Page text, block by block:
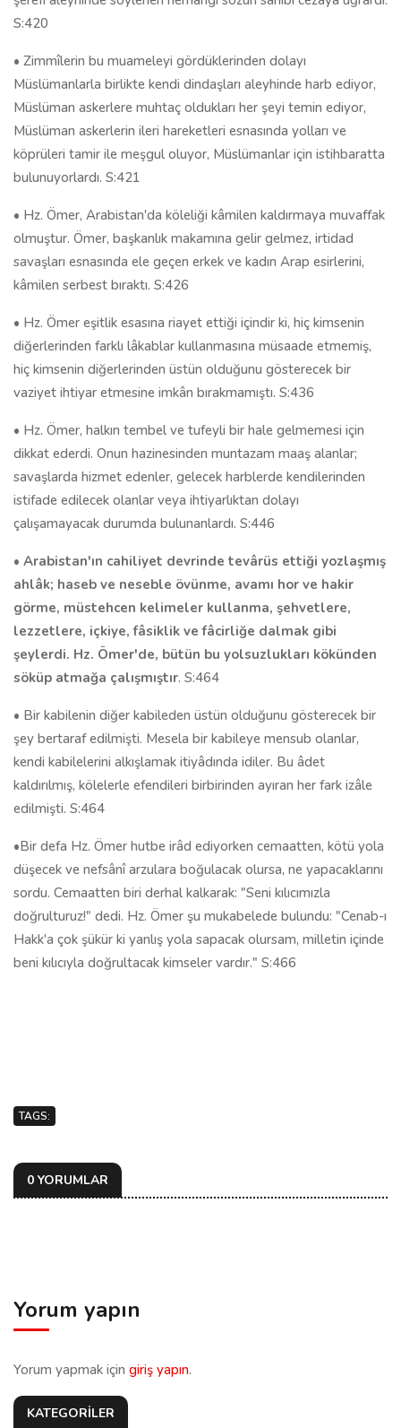
S:420
• Zimmîlerin bu muameleyi gördüklerinden dolayı
Müslümanlarla birlikte kendi dindaşları aleyhinde harb ediyor,
Müslüman askerlere muhtaç oldukları her şeyi temin ediyor,
Müslüman askerlerin ileri hareketleri esnasında yolları ve
köprüleri tamir ile meşgul oluyor, Müslümanlar için istihbaratta
bulunuyorlardı. S:421
• Hz. Ömer, Arabistan'da köleliği kâmilen kaldırmaya muvaffak
olmuştur. Ömer, başkanlık makamına gelir gelmez, irtidad
savaşları esnasında ele geçen erkek ve kadın Arap esirlerini,
kâmilen serbest bıraktı. S:426
• Hz. Ömer eşitlik esasına riayet ettiği içindir ki, hiç kimsenin
diğerlerinden farklı lâkablar kullanmasına müsaade etmemiş,
hiç kimsenin diğerlerinden üstün olduğunu gösterecek bir
vaziyet ihtiyar etmesine imkân bırakmamıştı. S:436
• Hz. Ömer, halkın tembel ve tufeyli bir hale gelmemesi için
dikkat ederdi. Onun hazinesinden muntazam maaş alanlar;
savaşlarda hizmet edenler, gelecek harblerde kendilerinden
istifade edilecek olanlar veya ihtiyarlıktan dolayı
çalışamayacak durumda bulunanlardı. S:446
• Arabistan'ın cahiliyet devrinde tevârüs ettiği yozlaşmış
ahlâk; haseb ve neseble övünme, avamı hor ve hakir
görme, müstehcen kelimeler kullanma, şehvetlere,
lezzetlere, içkiye, fâsiklik ve fâcirliğe dalmak gibi
şeylerdi. Hz. Ömer'de, bütün bu yolsuzlukları kökünden
söküp atmağa çalışmıştır. S:464
• Bir kabilenin diğer kabileden üstün olduğunu gösterecek bir
şey bertaraf edilmişti. Mesela bir kabileye mensub olanlar,
kendi kabilelerini alkışlamak itiyâdında idiler. Bu âdet
kaldırılmış, kölelerle efendileri birbirinden ayıran her fark izâle
edilmişti. S:464
•Bir defa Hz. Ömer hutbe irâd ediyorken cemaatten, kötü yola
düşecek ve nefsânî arzulara boğulacak olursa, ne yapacaklarını
sordu. Cemaatten biri derhal kalkarak: "Seni kılıcımızla
doğrulturuz!" dedi. Hz. Ömer şu mukabelede bulundu: "Cenab-ı
Hakk'a çok şükür ki yanlış yola sapacak olursam, milletin içinde
beni kılıcıyla doğrultacak kimseler vardır." S:466
TAGS:
0 YORUMLAR
Yorum yapın
Yorum yapmak için giriş yapın.
KATEGORİLER